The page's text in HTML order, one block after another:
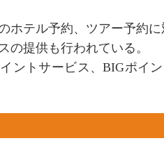
ホテル予約、ツアー予約
の提供も行われている。
ントサービス、BIGポイ